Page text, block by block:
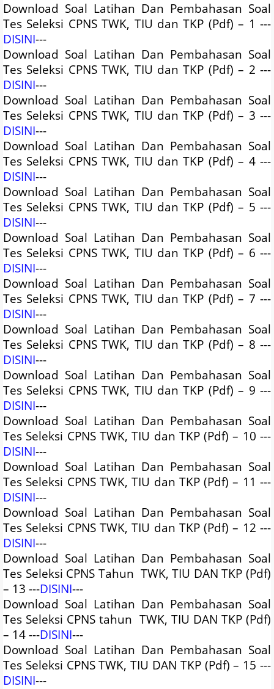
Download Soal Latihan Dan Pembahasan Soal
Tes Seleksi CPNS TWK, TIU dan TKP (Pdf) – 1 ---
DISINI---
Download Soal Latihan Dan Pembahasan Soal
Tes Seleksi CPNS TWK, TIU dan TKP (Pdf) – 2 ---
DISINI---
Download Soal Latihan Dan Pembahasan Soal
Tes Seleksi CPNS TWK, TIU dan TKP (Pdf) – 3 ---
DISINI---
Download Soal Latihan Dan Pembahasan Soal
Tes Seleksi CPNS TWK, TIU dan TKP (Pdf) – 4 ---
DISINI---
Download Soal Latihan Dan Pembahasan Soal
Tes Seleksi CPNS TWK, TIU dan TKP (Pdf) – 5 ---
DISINI---
Download Soal Latihan Dan Pembahasan Soal
Tes Seleksi CPNS TWK, TIU dan TKP (Pdf) – 6 ---
DISINI---
Download Soal Latihan Dan Pembahasan Soal
Tes Seleksi CPNS TWK, TIU dan TKP (Pdf) – 7 ---
DISINI---
Download Soal Latihan Dan Pembahasan Soal
Tes Seleksi CPNS TWK, TIU dan TKP (Pdf) – 8 ---
DISINI---
Download Soal Latihan Dan Pembahasan Soal
Tes Seleksi CPNS TWK, TIU dan TKP (Pdf) – 9 ---
DISINI---
Download Soal Latihan Dan Pembahasan Soal
Tes Seleksi CPNS TWK, TIU dan TKP (Pdf) – 10 ---
DISINI---
Download Soal Latihan Dan Pembahasan Soal
Tes Seleksi CPNS TWK, TIU dan TKP (Pdf) – 11 ---
DISINI---
Download Soal Latihan Dan Pembahasan Soal
Tes Seleksi CPNS TWK, TIU dan TKP (Pdf) – 12 ---
DISINI---
Download Soal Latihan Dan Pembahasan Soal
Tes Seleksi CPNS Tahun TWK, TIU DAN TKP (Pdf)
– 13 ---DISINI---
Download Soal Latihan Dan Pembahasan Soal
Tes Seleksi CPNS tahun TWK, TIU DAN TKP (Pdf)
– 14 ---DISINI---
Download Soal Latihan Dan Pembahasan Soal
Tes Seleksi CPNS TWK, TIU DAN TKP (Pdf) – 15 ---
DISINI---